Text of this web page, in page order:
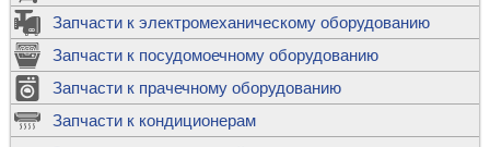
Запчасти к электромеханическому оборудованию
Запчасти к посудомоечному оборудованию
Запчасти к прачечному оборудованию
Запчасти к кондиционерам